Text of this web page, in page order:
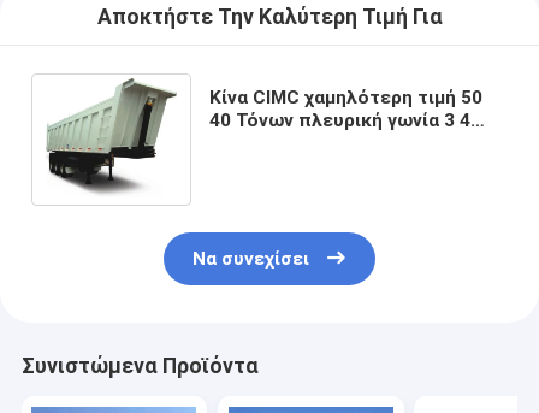
Αποκτήστε Την Καλύτερη Τιμή Για
Κίνα CIMC χαμηλότερη τιμή 50
40 Τόνων πλευρική γωνία 3 4
Να συνεχίσει
Συνιστώμενα Προϊόντα